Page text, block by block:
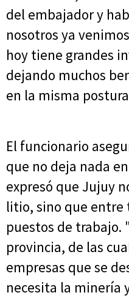
del embajador y
nosotros ya
hoy tiene grandes
dejando muchos
en la misma
El funcionario
que no deja nada
expresó que Jujuy
litio, sino que entre
puestos de trabajo.
provincia, de las
empresas que se
necesita la minería